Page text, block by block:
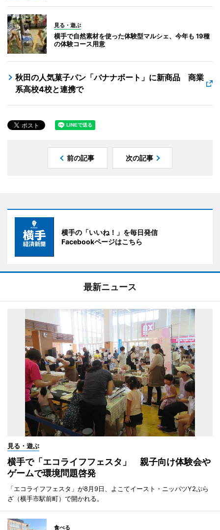
見る・遊ぶ
横手で自然素材を使った体験型マルシェ、今年も 19種
の体験コース用意
秋田の人気菓子パン「バナナボート」に新商品 商業
系高校4校と連携で
前の記事 次の記事
横手の「いいね！」を毎日発信
Facebookページはこちら
最新ニュース
見る・遊ぶ
横手で「エコライフフェスタ」 親子向け体験会や
ゲームで環境問題啓発
「エコライフフェスタ」が8月9日、よこてイースト・ニッパツY2ぷら
ざ（横手市駅前町）で開かれる。
食べる